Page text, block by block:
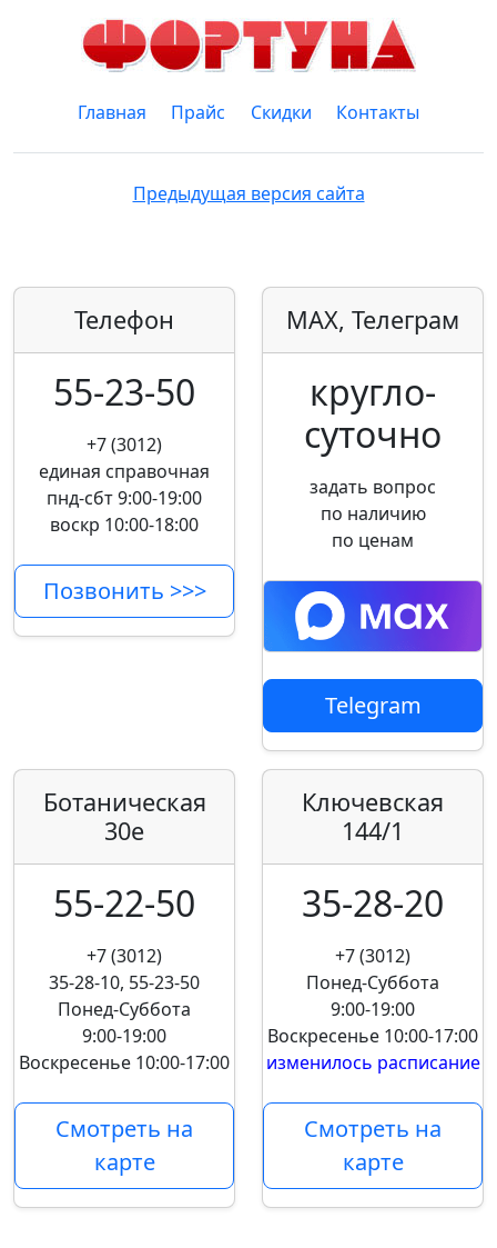
Главная Прайс Скидки Контакты
Предыдущая версия сайта
Телефон
55-23-50
+7 (3012)
единая справочная
пнд-сбт 9:00-19:00
воскр 10:00-18:00
Позвонить >>>
MAX, Телеграм
кругло­
суточно
задать вопрос
по наличию
по ценам
Telegram
Ботаническая
30е
55-22-50
+7 (3012)
35-28-10, 55-23-50
Понед-Суббота
9:00-19:00
Воскресенье 10:00-17:00
Смотреть на
карте
Ключевская
144/1
35-28-20
+7 (3012)
Понед-Суббота
9:00-19:00
Воскресенье 10:00-17:00
изменилось расписание
Смотреть на
карте